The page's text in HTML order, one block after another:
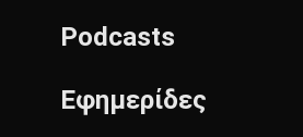
Podcasts
Εφημερίδες